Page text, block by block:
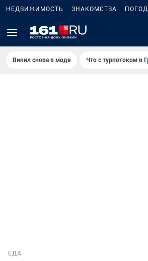
НЕДВИЖИМОСТЬ ЗНАКОМСТВА
Винил снова в моде Что с турпотоком в
ЕДА